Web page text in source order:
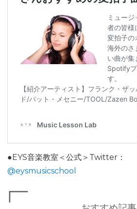
●EYS音楽教室＜公式＞Twitter：
@eysmusicschool